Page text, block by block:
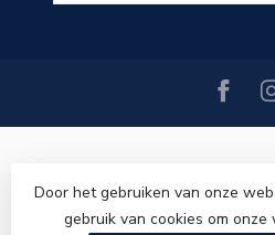
© Copyright 2026 Tim Menswear
Door het gebruiken van onze
gebruik van cookies om